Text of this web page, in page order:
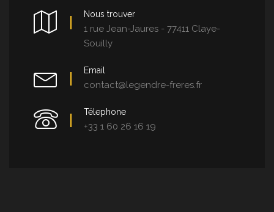
Nous trouver
1 rue Jean-Jaures - 77411 Claye-
Souilly
Email
contact@legendre-freres.fr
Télephone
+33 1 60 26 16 19